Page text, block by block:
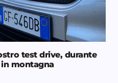
test drive, durante
montagna